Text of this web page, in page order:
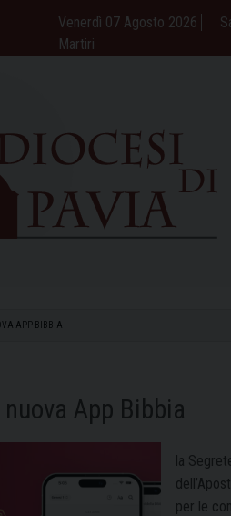
Venerdì 07 Agosto 2026
Martiri
APP BIBBIA
App Bibbia
la
per le